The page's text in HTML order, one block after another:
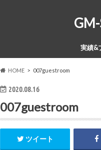
実績&
HOME 007guestroom
2020.08.16
007guestroom
ツイート